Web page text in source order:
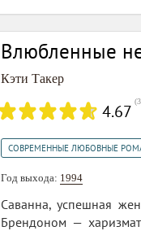
Влюбленные
Кэти Такер
4.67 (3
СОВРЕМЕННЫЕ ЛЮБОВНЫЕ
Год выхода: 1994
Саванна, успешная
Брендоном —